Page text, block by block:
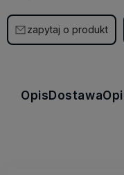
zapytaj o produkt
Opis Dostawa